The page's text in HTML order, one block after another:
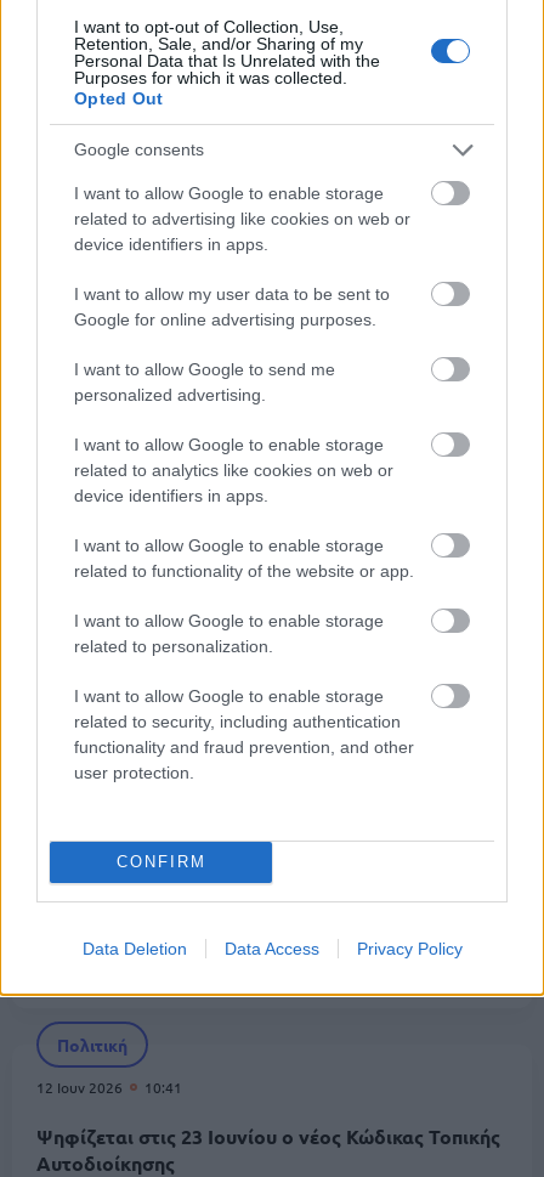
I want to opt-out of Collection, Use,
Retention, Sale, and/or Sharing of my
Personal Data that Is Unrelated with the
Purposes for which it was collected.
Opted Out
Google consents
I want to allow Google to enable storage
related to advertising like cookies on web or
device identifiers in apps.
I want to allow my user data to be sent to
Google for online advertising purposes.
I want to allow Google to send me
personalized advertising.
I want to allow Google to enable storage
related to analytics like cookies on web or
device identifiers in apps.
I want to allow Google to enable storage
related to functionality of the website or app.
I want to allow Google to enable storage
related to personalization.
I want to allow Google to enable storage
related to security, including authentication
functionality and fraud prevention, and other
user protection.
CONFIRM
Data Deletion Data Access Privacy Policy
Πολιτική
03 Ιουλ 2026 07:32
Μητσοτάκης: «Καμία ανοχή στη βία» – Εκλογές την
άνοιξη του 2027 και στόχος η αυτοδυναμία
Πολιτική
Δημοσκόπηση Interview: Άνοδος για Νέα
Δημοκρατία και ΕΛΑΣ – Υποχωρεί η «Ελπίδα»,
καθηλωμένο το ΠΑΣΟΚ
Πολιτική
16 Ιουν 2026 12:13
και στα εφάπαξ επιδόματα»
Πολιτική
Τσίπρας: Πρεμιέρα της ΕΛ.Α.Σ. στη Νίκαια – Οι 5
προτάσεις και το πολιτικό μήνυμα
12 Ιουν 2026 11:55
χάσει - Αν υπήρχε εντιμόμετρο γιατί θα το είχε
Πολιτική
12 Ιουν 2026 10:41
Ψηφίζεται στις 23 Ιουνίου o νέος Κώδικας Τοπικής
Αυτοδιοίκησης